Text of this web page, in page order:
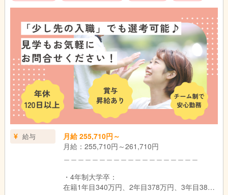
・役職手当：10,500円～31,000円（主任・副主
任、フロアリーダー）
・通勤手当：公共交通機関利用:定期代 自家用
車:上限16,500円
・こども手当：1.2人目は毎月7,500円。3人目以
降は毎月15,000円（支給条件あり）
・家賃手当(借上げ社宅制度適用対象外の場合)上
限20,000円
＿＿＿＿＿＿＿＿＿＿＿＿＿＿＿＿＿＿＿
昇給：年1回 （法人内規程による）
賞与：年2回（基本給3ヵ月分） ※初年度は1.5
ヵ月✨令和6年度は夏に業績連動賞与 一律14万
円、年度末に年度末賞与1.0か月分支給実績あり
給与
月給 255,710円～
月給：255,710円～261,710円
・4年制大学卒：
在籍1年目340万円、2年目378万円、3年目382